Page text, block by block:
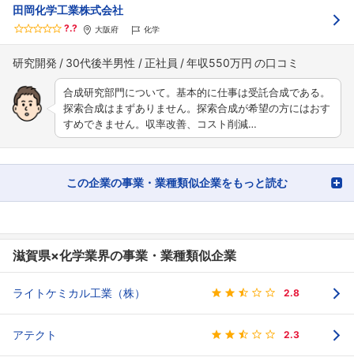
田岡化学工業株式会社
?.? 大阪府 化学
研究開発 30代後半男性 正社員 年収550万円
合成研究部門について。基本的に仕事は受託合成である。
探索合成はまずありません。探索合成が希望の方にはおす
すめできません。収率改善、コスト削減…
この企業の事業・業種類似企業をもっと読む
滋賀県×化学業界の事業・業種類似企業
ライトケミカル工業（株） 2.8
アテクト 2.3